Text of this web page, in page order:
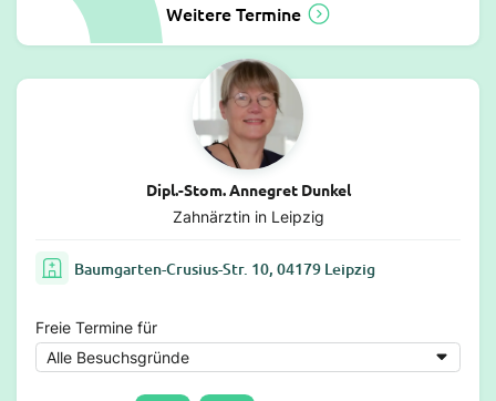
Weitere Termine
Dipl.-Stom. Annegret Dunkel
Zahnärztin in Leipzig
Baumgarten-Crusius-Str. 10, 04179 Leipzig
Freie Termine für